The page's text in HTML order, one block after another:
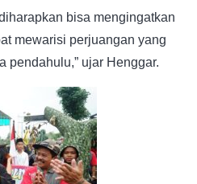
bisa mengingatkan
mewarisi perjuangan yang
pendahulu,” ujar Henggar.